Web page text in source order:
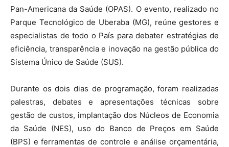
Pan-Americana da Saúde (OPAS). O evento, realizado no
Parque Tecnológico de Uberaba (MG), reúne gestores e
especialistas de todo o País para debater estratégias de
eficiência, transparência e inovação na gestão pública do
Sistema Único de Saúde (SUS).
Durante os dois dias de programação, foram realizadas
palestras, debates e apresentações técnicas sobre
gestão de custos, implantação dos Núcleos de Economia
da Saúde (NES), uso do Banco de Preços em Saúde
(BPS) e ferramentas de controle e análise orçamentária,